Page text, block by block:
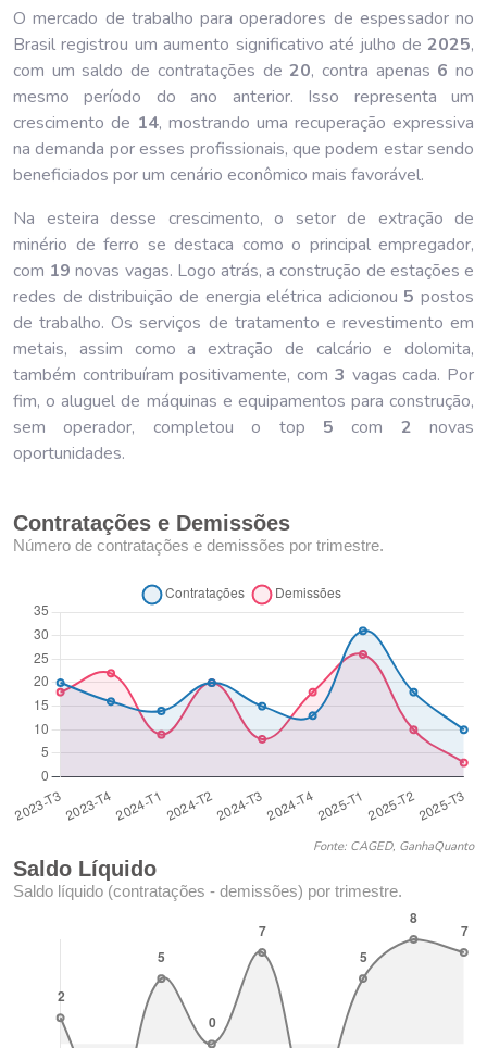
O mercado de trabalho para operadores de espessador no
Brasil registrou um aumento significativo até julho de 2025,
com um saldo de contratações de20, contra apenas 6 no
mesmo período do ano anterior. Isso representa um
crescimento de 14, mostrando uma recuperação expressiva
na demanda por esses profissionais, que podem estar sendo
beneficiados por um cenário econômico mais favorável.
Na esteira desse crescimento, o setor de extração de
minério de ferro se destaca como o principal empregador,
com 19 novas vagas. Logo atrás, a construção de estações e
redes de distribuição de energia elétrica adicionou 5 postos
de trabalho. Os serviços de tratamento e revestimento em
metais, assim como a extração de calcário e dolomita,
também contribuíram positivamente, com 3 vagas cada. Por
fim, o aluguel de máquinas e equipamentos para construção,
sem operador, completou o top 5 com 2 novas
oportunidades.
Contratações e Demissões
Número de contratações e demissões por trimestre.
Fonte: CAGED, GanhaQuanto
Saldo Líquido
Saldo líquido (contratações - demissões) por trimestre.